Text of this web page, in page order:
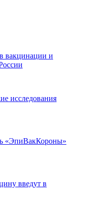
вакцинации и
исследования
«ЭпиВакКороны»
введут в